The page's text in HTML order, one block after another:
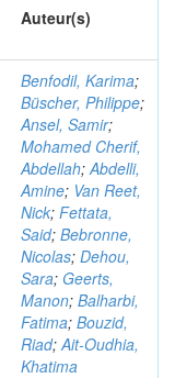
Auteur(s)
Benfodil, Karima;
Büscher, Philippe;
Ansel, Samir;
Mohamed Cherif,
Abdellah;Abdelli,
Amine; Van Reet,
Nick; Fettata,
Said; Bebronne,
Nicolas; Dehou,
Sara; Geerts,
Manon; Balharbi,
Fatima; Bouzid,
Riad;Ait-Oudhia,
Khatima